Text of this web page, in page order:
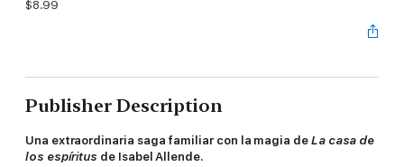
$8.99
Publisher Description
Una extraordinaria saga familiar con la magia de La casa de
los espíritus de Isabel Allende.